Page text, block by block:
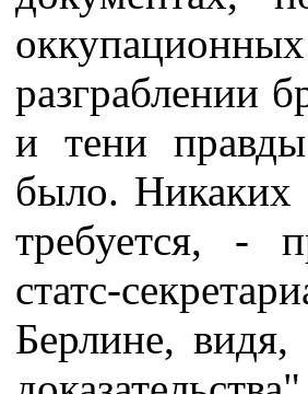
разграблении
и тени
было. Никаких
требуется, -
статс-
Берлине,